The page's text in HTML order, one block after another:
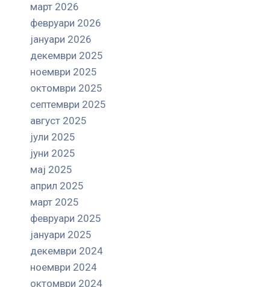
март 2026
февруари 2026
јануари 2026
декември 2025
ноември 2025
октомври 2025
септември 2025
август 2025
јули 2025
јуни 2025
мај 2025
април 2025
март 2025
февруари 2025
јануари 2025
декември 2024
ноември 2024
октомври 2024